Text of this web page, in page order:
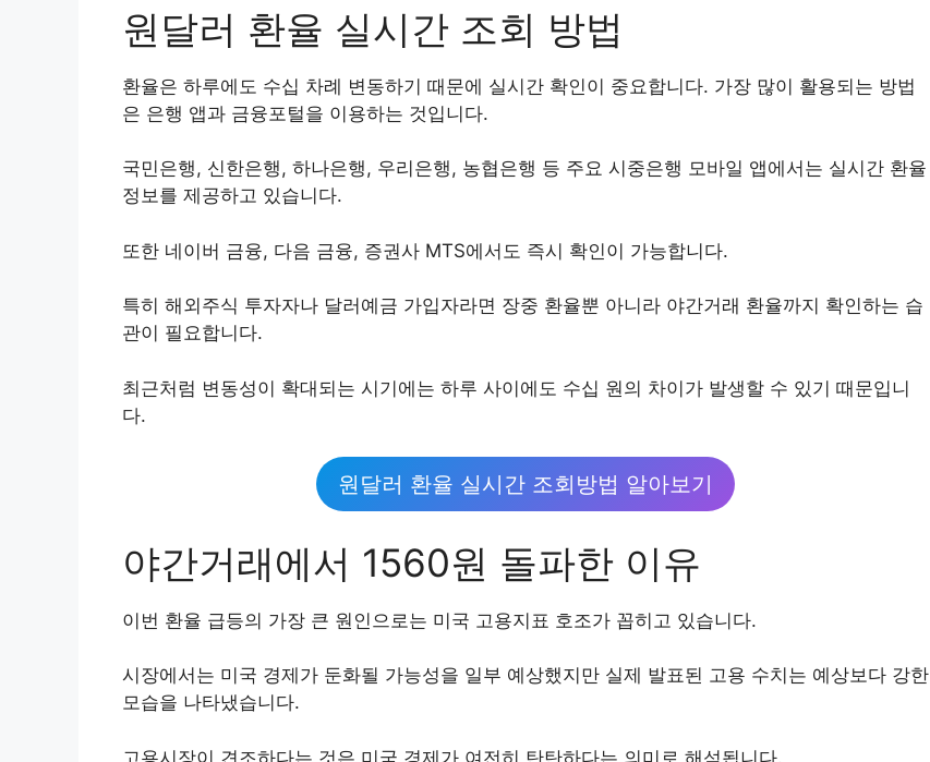
원달러 환율 실시간 조회 방법
환율은 하루에도 수십 차례 변동하기 때문에 실시간 확인이 중요합니다. 가장 많이 활용되는 방법
은 은행 앱과 금융포털을 이용하는 것입니다.
국민은행, 신한은행, 하나은행, 우리은행, 농협은행 등 주요 시중은행 모바일 앱에서는 실시간 환율
정보를 제공하고 있습니다.
또한 네이버 금융, 다음 금융, 증권사 MTS에서도 즉시 확인이 가능합니다.
특히 해외주식 투자자나 달러예금 가입자라면 장중 환율뿐 아니라 야간거래 환율까지 확인하는 습
관이 필요합니다.
최근처럼 변동성이 확대되는 시기에는 하루 사이에도 수십 원의 차이가 발생할 수 있기 때문입니
다.
원달러 환율 실시간 조회방법 알아보기
야간거래에서 1560원 돌파한 이유
이번 환율 급등의 가장 큰 원인으로는 미국 고용지표 호조가 꼽히고 있습니다.
시장에서는 미국 경제가 둔화될 가능성을 일부 예상했지만 실제 발표된 고용 수치는 예상보다 강한
모습을 나타냈습니다.
고용시장이 견조하다는 것은 미국 경제가 여전히 탄탄하다는 의미로 해석됩니다.